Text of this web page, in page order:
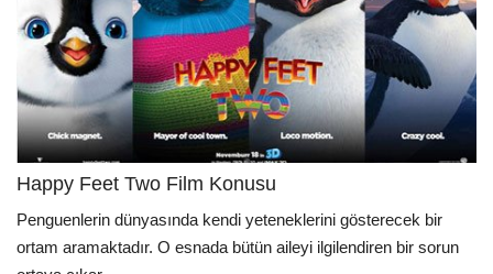
Happy Feet Two Film Konusu
Penguenlerin dünyasında kendi yeteneklerini gösterecek bir
ortam aramaktadır. O esnada bütün aileyi ilgilendiren bir sorun